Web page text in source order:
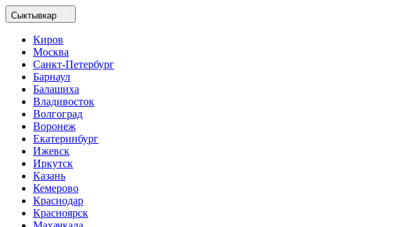
Сыктывкар
Киров
Москва
Санкт-Петербург
Барнаул
Балашиха
Владивосток
Волгоград
Воронеж
Екатеринбург
Ижевск
Иркутск
Казань
Кемерово
Краснодар
Красноярск